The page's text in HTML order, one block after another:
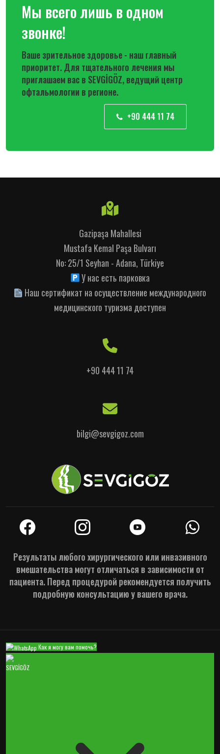
Мы всего лишь в одном
звонке!
Ваше зрительное здоровье - наш главный
приоритет. Для тщательного лечения мы
приглашаем вас в SEVGİGÖZ, ведущий центр
офтальмологии в регионе.
+90 444 11 74
Gazipaşa Mahallesi
Mustafa Kemal Paşa Bulvarı
No: 25/1 Seyhan - Adana, Türkiye
У нас есть парковка
Наш сертификат на осуществление международного
медицинского туризма доступен
+90 444 11 74
bilgi@sevgigoz.com
Результаты любого хирургического или инвазивного
вмешательства могут отличаться в зависимости от
пациента. Перед процедурой рекомендуется получить
подробную консультацию у вашего врача.
Как я могу вам помочь?
SEVGİGÖZ